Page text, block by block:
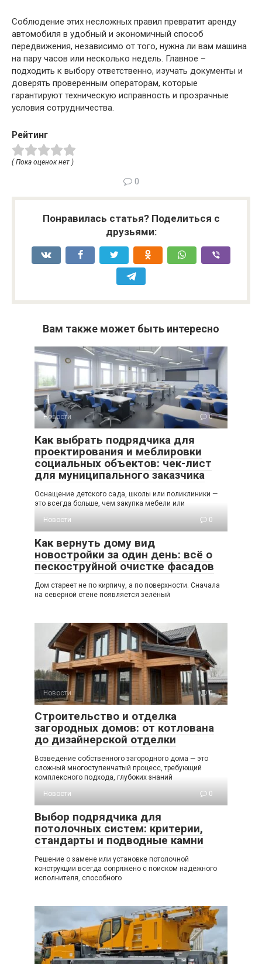
Соблюдение этих несложных правил превратит аренду
автомобиля в удобный и экономичный способ
передвижения, независимо от того, нужна ли вам машина
на пару часов или несколько недель. Главное –
подходить к выбору ответственно, изучать документы и
доверять проверенным операторам, которые
гарантируют техническую исправность и прозрачные
условия сотрудничества.
Рейтинг
( Пока оценок нет )
0
Понравилась статья? Поделиться с
друзьями:
Вам также может быть интересно
Новости 0
Как выбрать подрядчика для
проектирования и меблировки
социальных объектов: чек-лист
для муниципального заказчика
Оснащение детского сада, школы или поликлиники —
это всегда больше, чем закупка мебели или
Новости
0
Как вернуть дому вид
новостройки за один день: всё о
пескоструйной очистке фасадов
Дом стареет не по кирпичу, а по поверхности. Сначала
на северной стене появляется зелёный
Новости 0
Строительство и отделка
загородных домов: от котлована
до дизайнерской отделки
Возведение собственного загородного дома — это
сложный многоступенчатый процесс, требующий
комплексного подхода, глубоких знаний
Новости
0
Выбор подрядчика для
потолочных систем: критерии,
стандарты и подводные камни
Решение о замене или установке потолочной
конструкции всегда сопряжено с поиском надёжного
исполнителя, способного